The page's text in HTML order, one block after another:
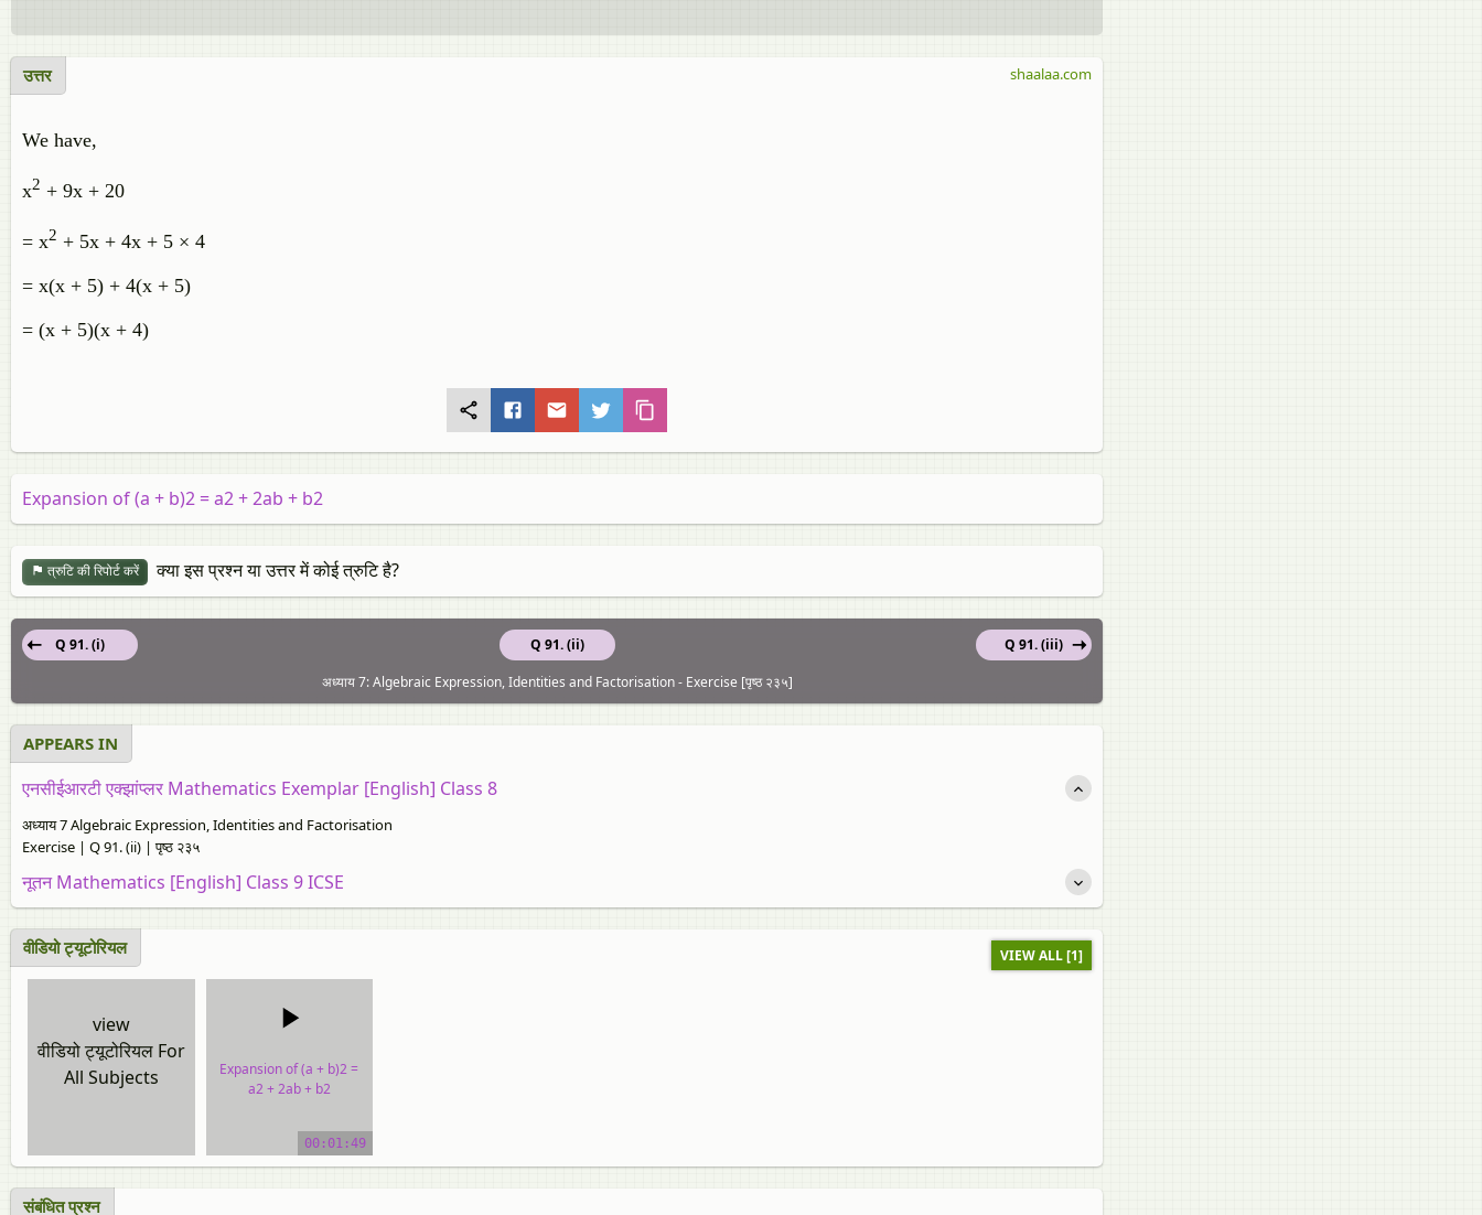
उत्तर
We have,
x2 + 9x + 20
= x2 + 5x + 4x + 5 × 4
= x(x + 5) + 4(x + 5)
= (x + 5)(x + 4)
shaalaa.com
Expansion of (a + b)2 = a2 + 2ab + b2
त्रुटि की रिपोर्ट करें क्या इस प्रश्न या उत्तर में कोई त्रुटि है?
Q 91. (ii)
Q 91. (i)
Q 91. (iii)
अध्याय 7: Algebraic Expression, Identities and Factorisation - Exercise [पृष्ठ २३५]
APPEARS IN
एनसीईआरटी एक्झांप्लर Mathematics Exemplar [English] Class 8
अध्याय 7 Algebraic Expression, Identities and Factorisation
Exercise | Q 91. (ii) | पृष्ठ २३५
नूतन Mathematics [English] Class 9 ICSE
वीडियो ट्यूटोरियल VIEW ALL [1]
view
वीडियो ट्यूटोरियल For
All Subjects
Expansion of (a + b)2 =
a2 + 2ab + b2
video tutorial
00:01:49
संबंधित प्रश्न